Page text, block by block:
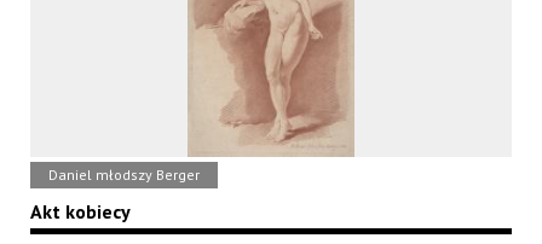
Daniel młodszy Berger
Akt kobiecy